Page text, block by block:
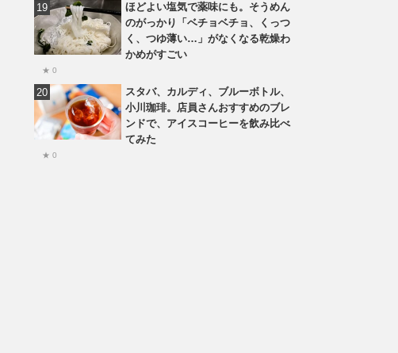
ほどよい塩気で薬味にも。そうめん
のがっかり「ベチョベチョ、くっつ
く、つゆ薄い…」がなくなる乾燥わ
かめがすごい
★ 0
スタバ、カルディ、ブルーボトル、
小川珈琲。店員さんおすすめのブレ
ンドで、アイスコーヒーを飲み比べ
てみた
★ 0